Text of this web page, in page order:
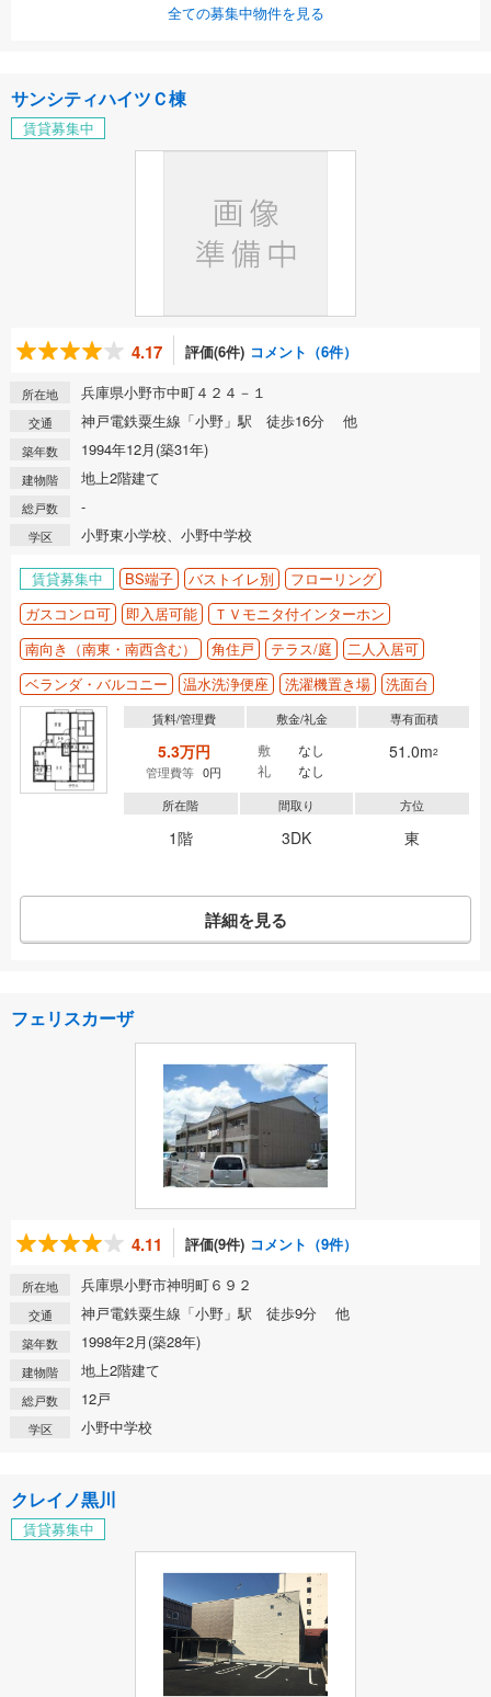
全ての募集中物件を見る
サンシティハイツＣ棟
賃貸募集中
4.17 評価(6件) コメント（6件）
所在地 兵庫県小野市中町４２４－１
交通 神戸電鉄粟生線「小野」駅 徒歩16分 他
築年数 1994年12月(築31年)
建物階 地上2階建て
総戸数 -
学区 小野東小学校、小野中学校
賃貸募集中 BS端子 バストイレ別
フローリング
ガスコンロ可
即入居可能
ＴＶモニタ付インターホン
南向き（南東・南西含む）
角住戸 テラス/庭
二人入居可
ベランダ・バルコニー
温水洗浄便座 洗濯機置き場 洗面台
賃料/管理費
5.3万円
管理費等 0円
敷金/礼金
敷
なし
礼
なし
専有面積
51.0m2
所在階
1階
間取り
3DK
方位
東
詳細を見る
フェリスカーザ
4.11 評価(9件) コメント（9件）
所在地 兵庫県小野市神明町６９２
交通 神戸電鉄粟生線「小野」駅 徒歩9分 他
築年数 1998年2月(築28年)
建物階 地上2階建て
総戸数 12戸
学区 小野中学校
クレイノ黒川
賃貸募集中